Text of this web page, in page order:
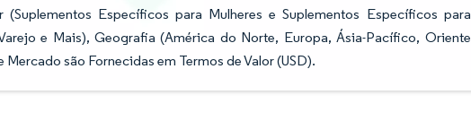
Específicos para Mulheres e Suplementos Específicos para
e Mais), Geografia (América do Norte, Europa, Ásia-Pacífico, Oriente
são Fornecidas em Termos de Valor (USD).